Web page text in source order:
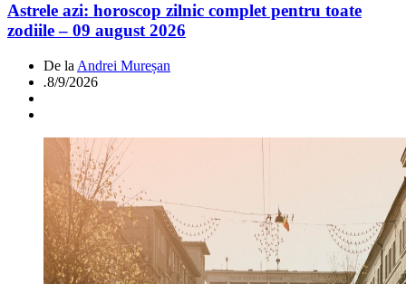
Astrele azi: horoscop zilnic complet pentru toate
zodiile – 09 august 2026
De la Andrei Mureșan
.8/9/2026